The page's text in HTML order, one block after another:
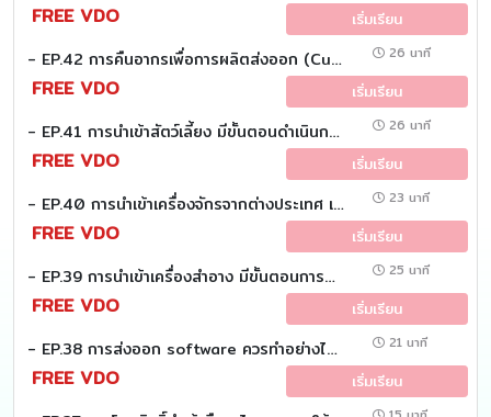
FREE VDO เริ่มเรียน
- EP.42 การคืนอากรเพื่อการผลิตส่งออก (Customs EZ (Eazy)) 26 นาที
FREE VDO เริ่มเรียน
- EP.41 การนำเข้าสัตว์เลี้ยง มีขั้นตอนดำเนินการอย่างไร ให้ถูกต้องและปลอดภัย (Customs EZ (Eazy)) 26 นาที
FREE VDO เริ่มเรียน
- EP.40 การนำเข้าเครื่องจักรจากต่างประเทศ เพื่อซ่อมแซมและส่งกลับออกไป (Customs EZ (Eazy)) 23 นาที
FREE VDO เริ่มเรียน
- EP.39 การนำเข้าเครื่องสำอาง มีขั้นตอนการดำเนินการอย่างไรให้ถูกต้อง (Customs EZ (Eazy)) 25 นาที
FREE VDO เริ่มเรียน
- EP.38 การส่งออก software ควรทำอย่างไร (Customs EZ (Eazy)) 21 นาที
FREE VDO เริ่มเรียน